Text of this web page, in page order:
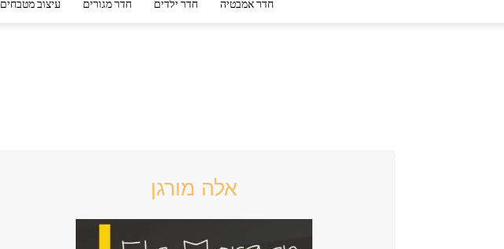
חדר אמבטיה חדר ילדים חדר מגורים עיצוב מטבחים
אלה מורגן